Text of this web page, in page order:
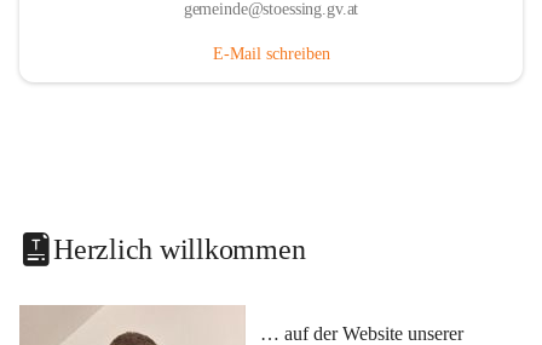
gemeinde@stoessing.gv.at
E-Mail schreiben
Herzlich willkommen
… auf der Website unserer